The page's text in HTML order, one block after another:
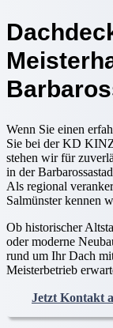
Wenn Sie einen
Sie bei der KD
stehen wir für
in der
Als regional
Salmünster kennen
Ob historischer
oder moderne
rund um Ihr Dach
Meisterbetrieb
Jetzt Kontakt